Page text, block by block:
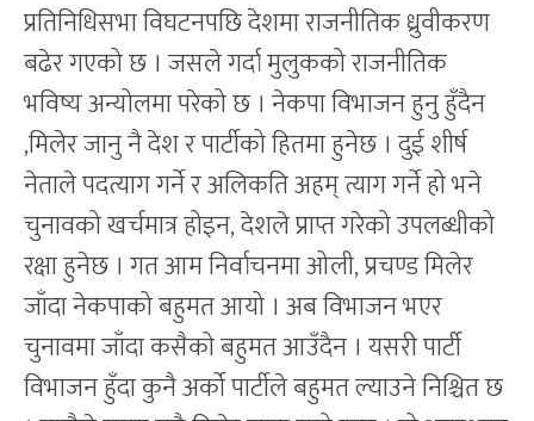
प्रतिनिधिसभा विघटनपछि देशमा राजनीतिक ध्रुवीकरण
बढेर गएको छ । जसले गर्दा मुलुकको राजनीतिक
भविष्य अन्योलमा परेको छ । नेकपा विभाजन हुनु हुँदैन
,मिलेर जानु नै देश र पार्टीको हितमा हुनेछ । दुई शीर्ष
नेताले पदत्याग गर्ने र अलिकति अहम् त्याग गर्ने हो भने
चुनावको खर्चमात्र होइन, देशले प्राप्त गरेको उपलब्धीको
रक्षा हुनेछ । गत आम निर्वाचनमा ओली, प्रचण्ड मिलेर
जाँदा नेकपाको बहुमत आयो । अब विभाजन भएर
चुनावमा जाँदा कसैको बहुमत आउँदैन । यसरी पार्टी
विभाजन हुँदा कुनै अर्को पार्टीले बहुमत ल्याउने निश्चित छ